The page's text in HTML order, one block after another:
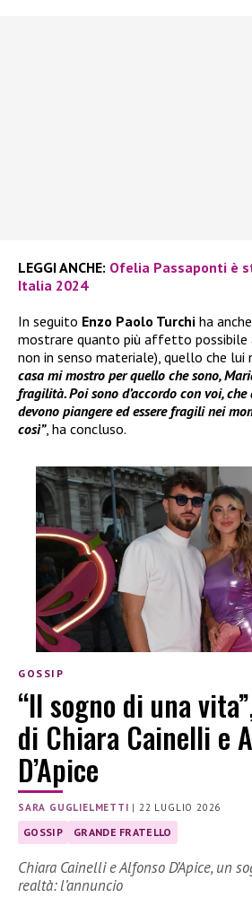
LEGGI ANCHE: Ofelia Passaponti è
Italia 2024
In seguito Enzo Paolo Turchi ha
mostrare quanto più affetto possibile
non in senso materiale), quello che lui
casa mi mostro per quello che sono,
fragilità. Poi sono d’accordo con voi,
devono piangere ed essere fragili nei
così”, ha concluso.
GOSSIP
“Il sogno di una
di Chiara Cainelli e
D’Apice
SARA GUGLIELMETTI | 22 LUGLIO 2026
GOSSIP GRANDE FRATELLO
Chiara Cainelli e Alfonso D’Apice, un
realtà: l’annuncio